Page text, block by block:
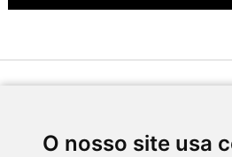
O nosso site usa